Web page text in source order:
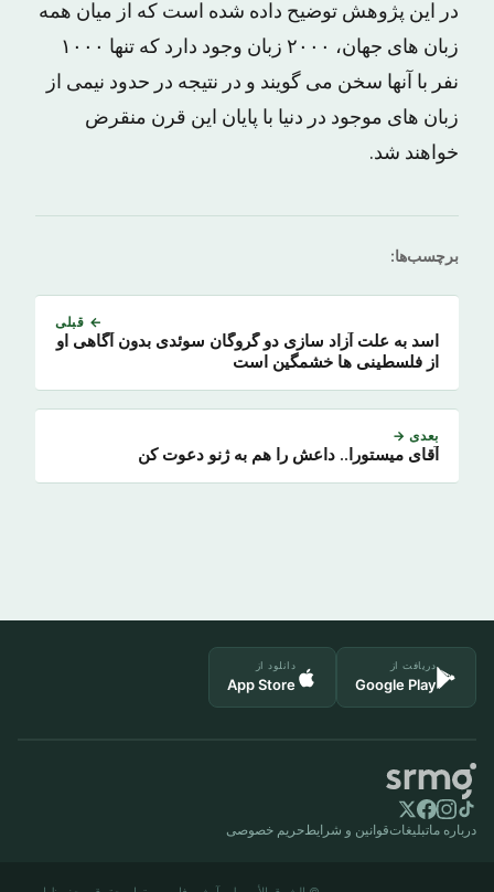
در این پژوهش توضیح داده شده است که از میان همه
زبان های جهان، ۲۰۰۰ زبان وجود دارد که تنها ۱۰۰۰
نفر با آنها سخن می گویند و در نتیجه در حدود نیمی از
زبان های موجود در دنیا با پایان این قرن منقرض
خواهند شد.
برچسب‌ها:
← قبلی
اسد به علت آزاد سازی دو گروگان سوئدی بدون آگاهی او
از فلسطینی ها خشمگین است
بعدی →
آقای میستورا.. داعش را هم به ژنو دعوت کن
دریافت از
Google Play
دانلود از
App Store
درباره ماتبلیغاتقوانین و شرایط حریم خصوصی